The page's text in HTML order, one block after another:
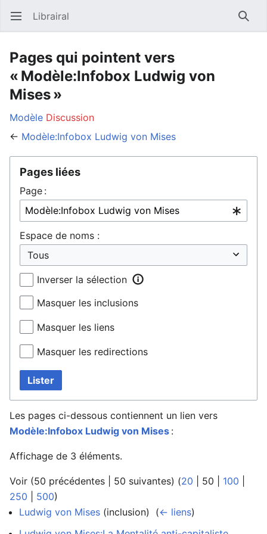
Ouvrir le menu principal Librairal
Pages qui pointent vers
« Modèle:Infobox Ludwig von
Mises »
Modèle Discussion
← Modèle:Infobox Ludwig von Mises
Pages liées
Page :
Espace de noms :
Inverser la sélection
Masquer les inclusions
Masquer les liens
Masquer les redirections
Lister
Les pages ci-dessous contiennent un lien vers
Modèle:Infobox Ludwig von Mises :
Affichage de 3 éléments.
Voir (50 précédentes 50 suivantes) (20 50 100
250
500)
Ludwig von Mises (inclusion) ‎ (← liens)